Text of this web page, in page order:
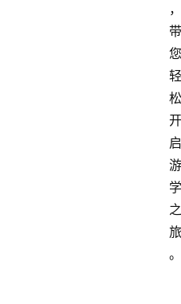
，
带
您
轻
松
开
启
游
学
之
旅
。